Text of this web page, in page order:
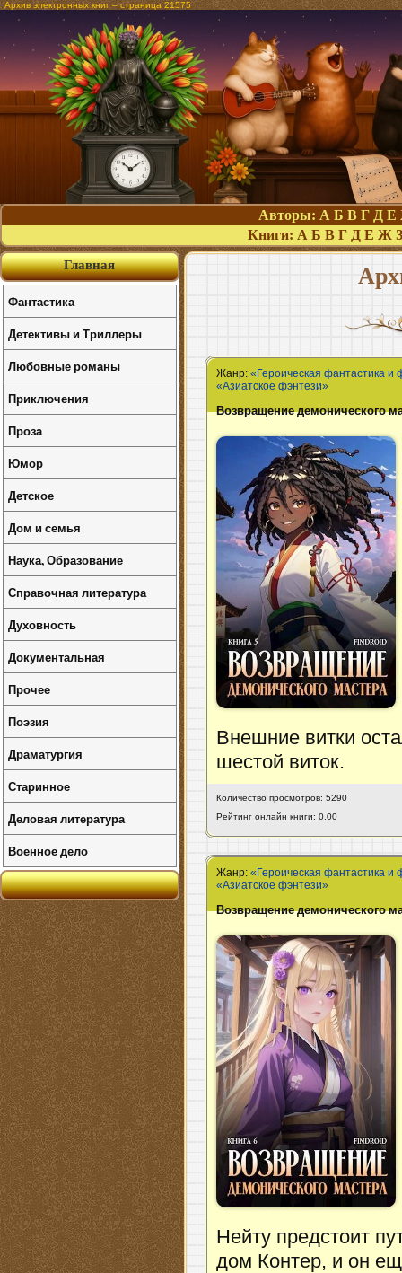
Архив электронных книг – страница 21575
Авторы: А Б В Г Д Е
Книги: А Б В Г Д Е Ж З
Жанр:«Героическая фантастика и
«Азиатское фэнтези»
Возвращение демонического
Внешние витки
шестой виток.
Количество просмотров: 5290
Рейтинг онлайн книги: 0.00
Жанр:«Героическая фантастика и
«Азиатское фэнтези»
Возвращение демонического
Нейту предстоит
дом Контер, и он
Главная
Фантастика
Детективы и Триллеры
Любовные романы
Приключения
Проза
Юмор
Детское
Дом и семья
Наука, Образование
Справочная литература
Духовность
Документальная
Прочее
Поэзия
Драматургия
Старинное
Деловая литература
Военное дело